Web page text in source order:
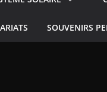
SOUVENIRS